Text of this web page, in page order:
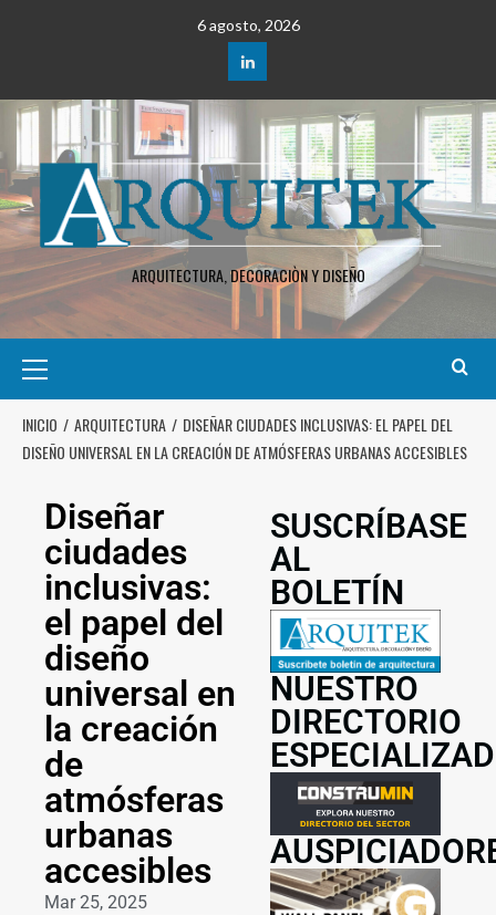
6 agosto, 2026
ARQUITECTURA, DECORACIÒN Y DISEÑO
INICIO ARQUITECTURA
DISEÑAR CIUDADES INCLUSIVAS: EL PAPEL DEL
DISEÑO UNIVERSAL EN LA CREACIÓN DE ATMÓSFERAS URBANAS ACCESIBLES
Diseñar
ciudades
inclusivas:
el papel del
diseño
universal en
la creación
de
atmósferas
urbanas
accesibles
Mar 25, 2025
SUSCRÍBASE
AL
BOLETÍN
NUESTRO
DIRECTORIO